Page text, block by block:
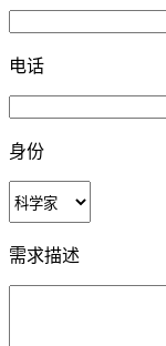
电话
身份
需求描述